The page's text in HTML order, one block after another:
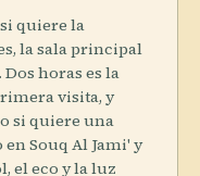
quiere la
la sala principal
horas es la
visita, y
si quiere una
Souq Al Jami' y
el eco y la luz